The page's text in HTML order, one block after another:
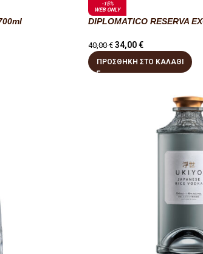
-15%
WEB ONLY
DIPLOMATICO RESERVA
40,00€ 34,00€
ΠΡΟΣΘΉΚΗ ΣΤΟ ΚΑΛΆΘΙ